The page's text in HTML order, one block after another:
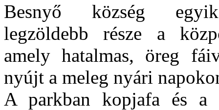
Besnyő község egyik
legzöldebb része a
amely hatalmas, öreg
nyújt a meleg nyári
A parkban kopjafa és a